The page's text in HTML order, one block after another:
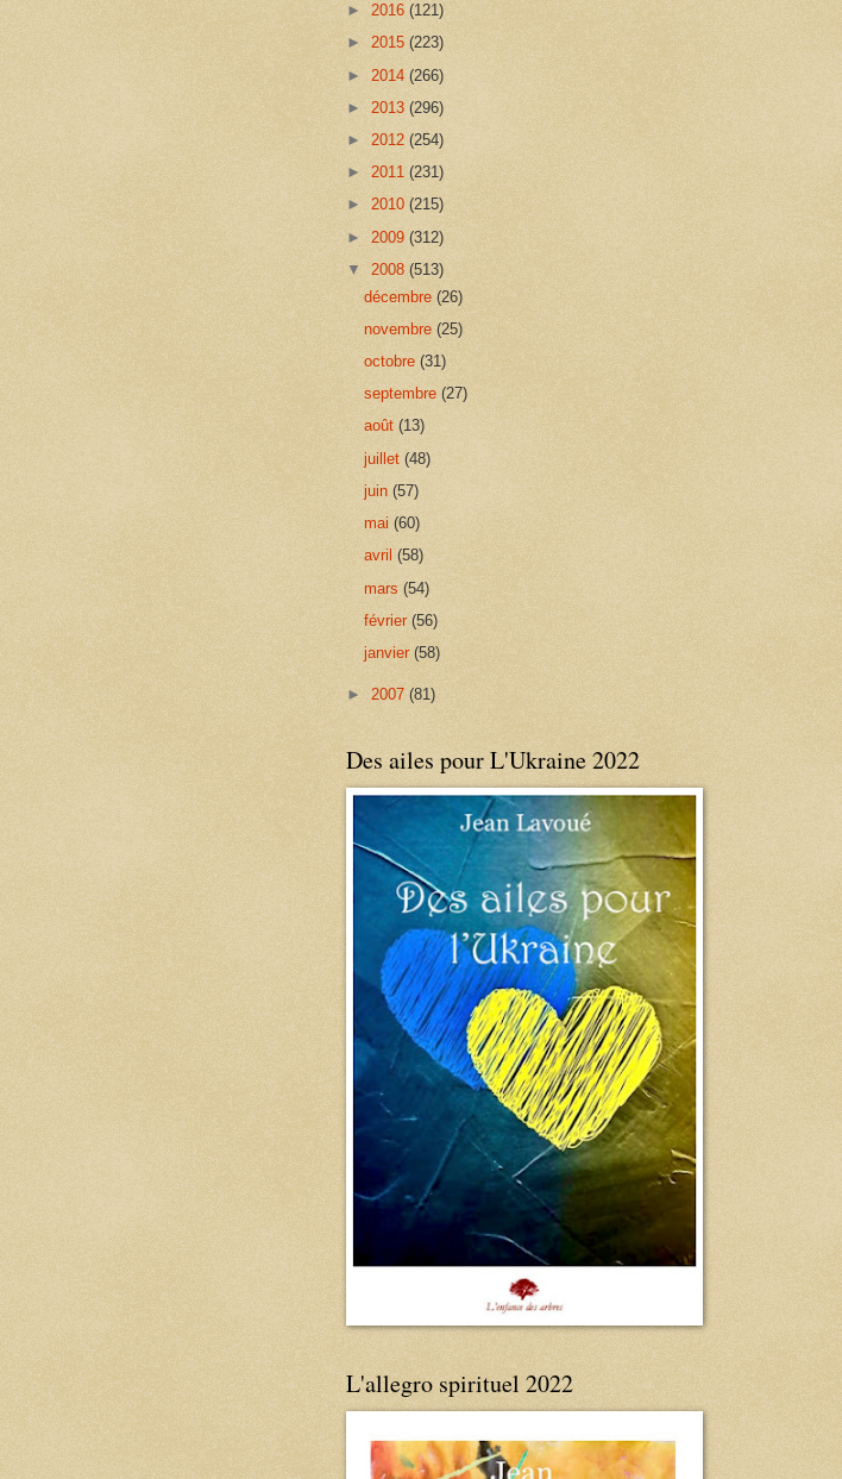
► 2016 (121)
► 2015 (223)
► 2014 (266)
► 2013 (296)
► 2012 (254)
► 2011 (231)
► 2010 (215)
► 2009 (312)
▼ 2008 (513)
décembre(26)
novembre(25)
octobre(31)
septembre(27)
août(13)
juillet(48)
juin(57)
mai(60)
avril(58)
mars(54)
février(56)
janvier(58)
► 2007 (81)
Des ailes pour L'Ukraine 2022
L'allegro spirituel 2022